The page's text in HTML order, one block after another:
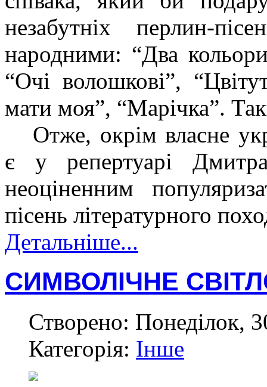
незабутніх перлин-
народними: “Два
“Очі волошкові”,
мати моя”, “Марічка”.
Отже, окрім власне
є у репертуарі
неоціненним
пісень літературного
Детальніше...
СИМВОЛІЧНЕ
Створено: Понеділок,
Категорія: Інше